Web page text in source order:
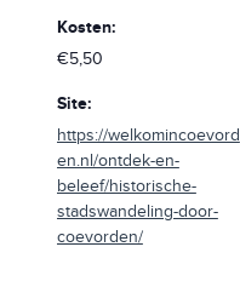
Kosten:
€5,50
Site:
https://welkomincoevord
en.nl/ontdek-en-
beleef/historische-
stadswandeling-door-
coevorden/